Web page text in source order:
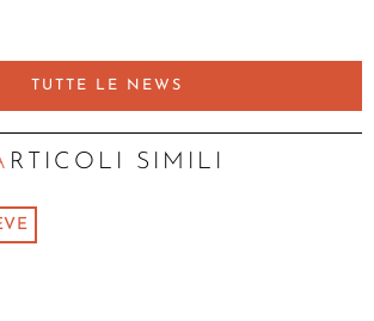
TUTTE LE NEWS
ARTICOLI SIMILI